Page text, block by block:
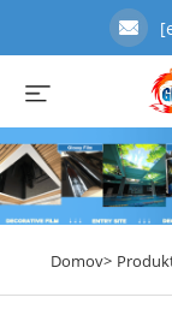
Domov>